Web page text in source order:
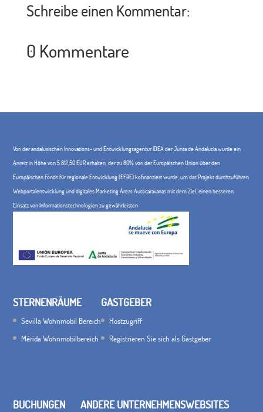
Schreibe einen Kommentar:
0 Kommentare
Von der andalusischen Innovations- und Entwicklungsagentur IDEA der Junta de Andalucía wurde ein
Anreiz in Höhe von 5.812,50 EUR erhalten, der zu 80% von der Europäischen Union über den
Europäischen Fonds für regionale Entwicklung (EFRE) kofinanziert wurde, um das Projekt durchzuführen
Webportalentwicklung und digitales Marketing Áreas Autocaravanas mit dem Ziel, einen besseren
Einsatz von Informationstechnologien zu gewährleisten
STERNENRÄUME
Sevilla Wohnmobil Bereich
Mérida Wohnmobilbereich
GASTGEBER
Hostzugriff
Registrieren Sie sich als Gastgeber
BUCHUNGEN ANDERE UNTERNEHMENSWEBSITES